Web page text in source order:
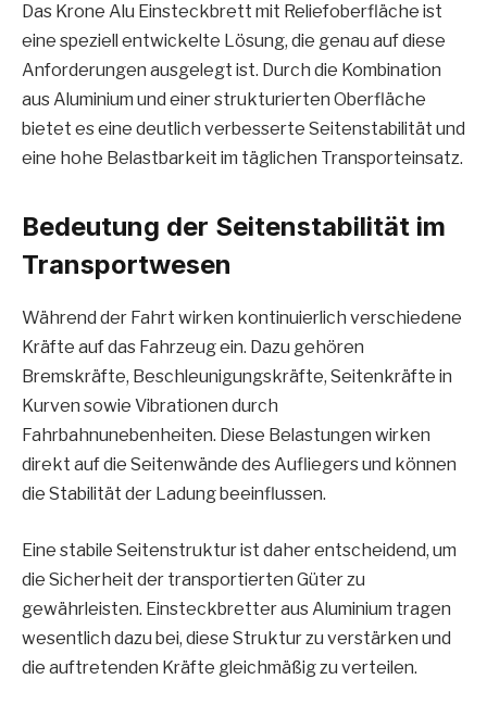
Das Krone Alu Einsteckbrett mit Reliefoberfläche ist
eine speziell entwickelte Lösung, die genau auf diese
Anforderungen ausgelegt ist. Durch die Kombination
aus Aluminium und einer strukturierten Oberfläche
bietet es eine deutlich verbesserte Seitenstabilität und
eine hohe Belastbarkeit im täglichen Transporteinsatz.
Bedeutung der Seitenstabilität im
Transportwesen
Während der Fahrt wirken kontinuierlich verschiedene
Kräfte auf das Fahrzeug ein. Dazu gehören
Bremskräfte, Beschleunigungskräfte, Seitenkräfte in
Kurven sowie Vibrationen durch
Fahrbahnunebenheiten. Diese Belastungen wirken
direkt auf die Seitenwände des Aufliegers und können
die Stabilität der Ladung beeinflussen.
Eine stabile Seitenstruktur ist daher entscheidend, um
die Sicherheit der transportierten Güter zu
gewährleisten. Einsteckbretter aus Aluminium tragen
wesentlich dazu bei, diese Struktur zu verstärken und
die auftretenden Kräfte gleichmäßig zu verteilen.